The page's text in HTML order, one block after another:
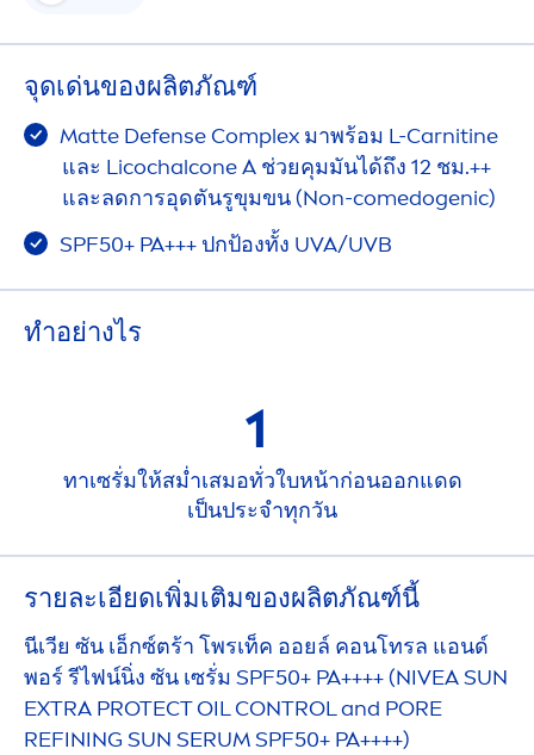
จุดเด่นของผลิตภัณฑ์
Matte Defense Complex มาพร้อม L-Carnitine
และ Licochalcone A ช่วยคุมมันได้ถึง 12 ชม.++
และลดการอุดตันรูขุมขน (Non-comedogenic)
SPF50+ PA+++ ปกป้องทั้ง UVA/UVB
ทําอย่างไร
1
ทาเซรั่มให้สม่ำเสมอทั่วใบหน้าก่อนออกแดด
เป็นประจำทุกวัน
รายละเอียดเพิ่มเติมของผลิตภัณฑ์นี้
นีเวีย ซัน เอ็กซ์ตร้า โพรเท็ค ออยล์ คอนโทรล แอนด์
พอร์ รีไฟน์นิ่ง ซัน เซรั่ม SPF50+ PA++++ (NIVEASUN
EXTRA PROTECTOIL CONTROL and PORE
REFINING SUN SERUM SPF50+ PA++++)